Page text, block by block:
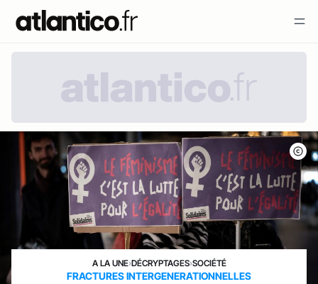
A LA UNE›DÉCRYPTAGES›SOCIÉTÉ
FRACTURES INTERGENERATIONNELLES